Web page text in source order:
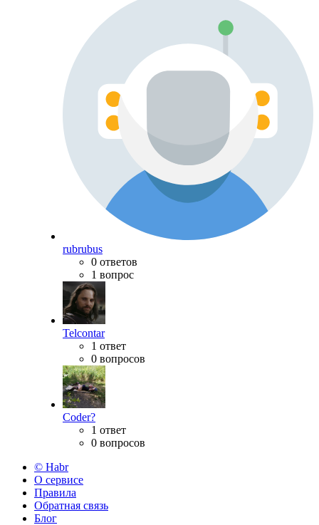
rubrubus
0 ответов
1 вопрос
Telcontar
1 ответ
0 вопросов
Coder?
1 ответ
0 вопросов
© Habr
О сервисе
Правила
Обратная связь
Блог